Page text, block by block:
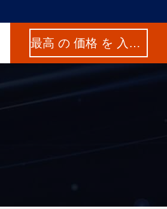
最高 の 価格 を 入手 する